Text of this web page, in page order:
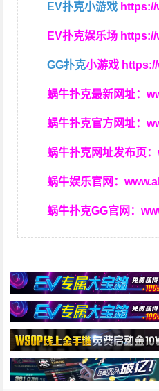
EV扑克小游戏
EV扑克娱乐场
GG扑克小游戏
蜗牛扑克最新网址：
蜗牛扑克官方网址：
蜗牛扑克网址发布页：
蜗牛娱乐官网：
蜗牛扑克GG官网：